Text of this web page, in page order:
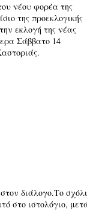
νέου φορέα της
της προεκλογικής
εκλογή της νέας
Σάββατο 14
διάλογο.Το
στο ιστολόγιο,